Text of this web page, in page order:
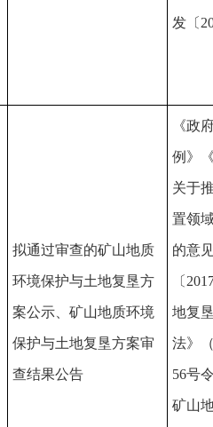
发〔
拟通过审查的矿山地质
环境保护与土地复垦方
案公示、矿山地质环境
保护与土地复垦方案审
查结果公告
《政
例》
关于
置领
的意
〔
地复
法》
56号
矿山